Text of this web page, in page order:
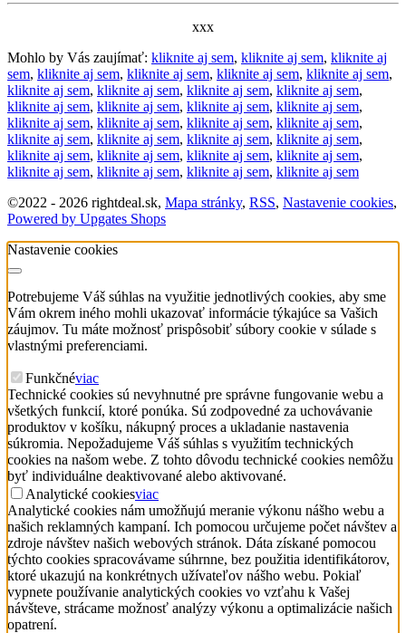
xxx
Mohlo by Vás zaujímať: kliknite aj sem, kliknite aj sem, kliknite aj
sem, kliknite aj sem, kliknite aj sem, kliknite aj sem, kliknite aj sem,
kliknite aj sem, kliknite aj sem, kliknite aj sem, kliknite aj sem,
kliknite aj sem, kliknite aj sem, kliknite aj sem, kliknite aj sem,
kliknite aj sem, kliknite aj sem, kliknite aj sem, kliknite aj sem,
kliknite aj sem, kliknite aj sem, kliknite aj sem, kliknite aj sem,
kliknite aj sem, kliknite aj sem, kliknite aj sem, kliknite aj sem,
kliknite aj sem, kliknite aj sem, kliknite aj sem, kliknite aj sem
©2022 - 2026 rightdeal.sk, Mapa stránky, RSS, Nastavenie cookies,
Powered by Upgates Shops
Nastavenie cookies
Potrebujeme Váš súhlas na využitie jednotlivých cookies, aby sme
Vám okrem iného mohli ukazovať informácie týkajúce sa Vašich
záujmov. Tu máte možnosť prispôsobiť súbory cookie v súlade s
vlastnými preferenciami.
Funkčnéviac
Technické cookies sú nevyhnutné pre správne fungovanie webu a
všetkých funkcií, ktoré ponúka. Sú zodpovedné za uchovávanie
produktov v košíku, nákupný proces a ukladanie nastavenia
súkromia. Nepožadujeme Váš súhlas s využitím technických
cookies na našom webe. Z tohto dôvodu technické cookies nemôžu
byť individuálne deaktivované alebo aktivované.
Analytické cookiesviac
Analytické cookies nám umožňujú meranie výkonu nášho webu a
našich reklamných kampaní. Ich pomocou určujeme počet návštev a
zdroje návštev našich webových stránok. Dáta získané pomocou
týchto cookies spracovávame súhrnne, bez použitia identifikátorov,
ktoré ukazujú na konkrétnych užívateľov nášho webu. Pokiaľ
vypnete používanie analytických cookies vo vzťahu k Vašej
návšteve, strácame možnosť analýzy výkonu a optimalizácie našich
opatrení.